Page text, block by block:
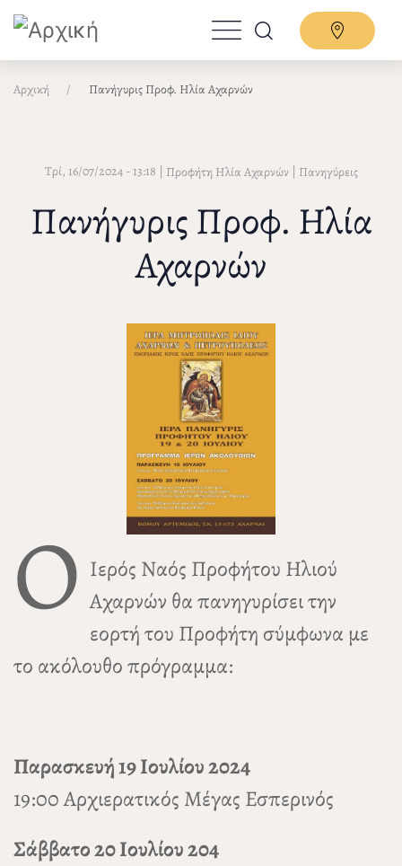
Παράκαμψη
προς
περιεχόμενο
Αρχική Πανήγυρις Προφ. Ηλία Αχαρνών
Τρί, 16/07/2024 - 13:18 | Προφήτη Ηλία Αχαρνών | Πανηγύρεις
Πανήγυρις Προφ. Ηλία
Αχαρνών
Ο Ιερός Ναός Προφήτου Ηλιού
Αχαρνών θα πανηγυρίσει την
εορτή του Προφήτη σύμφωνα με
το ακόλουθο πρόγραμμα:
Παρασκευή 19 Ιουλίου 2024
19:00 Αρχιερατικός Μέγας Εσπερινός
Σάββατο 20 Ιουλίου 204